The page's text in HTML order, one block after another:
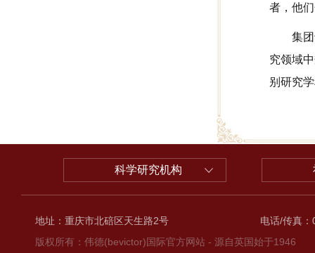
者，他
集
究领域
别研究
科学研究机构
地址：重庆市北碚区天生路2号
电话/传真
版权所有：伟德(bevictor)国际官方网站 - 源自英国始于1946